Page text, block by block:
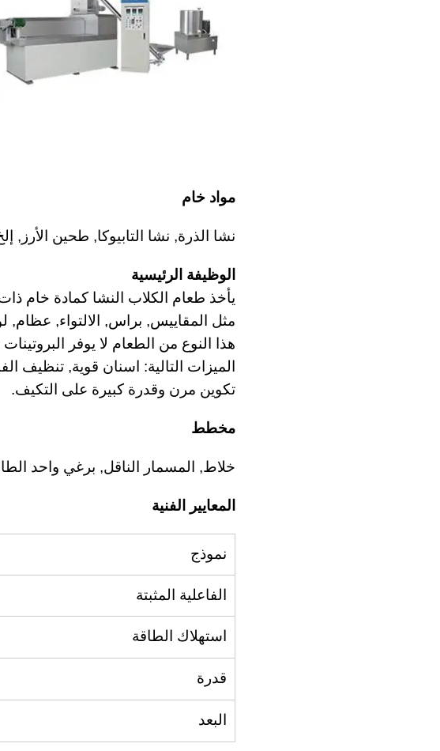
مواد خام
نشا الذرة, نشا التابيوكا, طحين الأرز,
الوظيفة الرئيسية
يأخذ طعام الكلاب النشا كمادة خام
مثل المقاييس, براس, الالتواء, عظام,
هذا النوع من الطعام لا يوفر
الميزات التالية: اسنان قوية, تنظيف
تكوين مرن وقدرة كبيرة على التكيف.
مخطط
خلاط, المسمار الناقل, برغي واحد
المعايير الفنية
نموذج
الفاعلية المثبتة
استهلاك الطاقة
قدرة
البعد